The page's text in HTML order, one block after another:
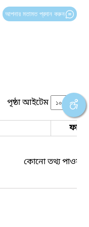
আপনার মতামত প্রদান করুন
পৃষ্ঠা আইটেম
ফাইল
কোনো তথ্য পাওয়া